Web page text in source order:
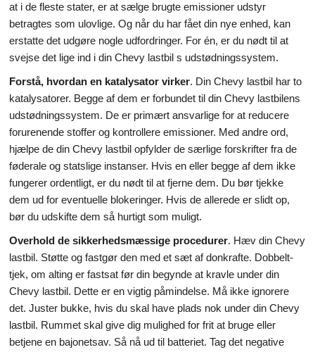
at i de fleste stater, er at sælge brugte emissioner udstyr
betragtes som ulovlige. Og når du har fået din nye enhed, kan
erstatte det udgøre nogle udfordringer. For én, er du nødt til at
svejse det lige ind i din Chevy lastbil s udstødningssystem.
Forstå, hvordan en katalysator virker. Din Chevy lastbil har to
katalysatorer. Begge af dem er forbundet til din Chevy lastbilens
udstødningssystem. De er primært ansvarlige for at reducere
forurenende stoffer og kontrollere emissioner. Med andre ord,
hjælpe de din Chevy lastbil opfylder de særlige forskrifter fra de
føderale og statslige instanser. Hvis en eller begge af dem ikke
fungerer ordentligt, er du nødt til at fjerne dem. Du bør tjekke
dem ud for eventuelle blokeringer. Hvis de allerede er slidt op,
bør du udskifte dem så hurtigt som muligt.
Overhold de sikkerhedsmæssige procedurer. Hæv din Chevy
lastbil. Støtte og fastgør den med et sæt af donkrafte. Dobbelt-
tjek, om alting er fastsat før din begynde at kravle under din
Chevy lastbil. Dette er en vigtig påmindelse. Må ikke ignorere
det. Juster bukke, hvis du skal have plads nok under din Chevy
lastbil. Rummet skal give dig mulighed for frit at bruge eller
betjene en bajonetsav. Så nå ud til batteriet. Tag det negative